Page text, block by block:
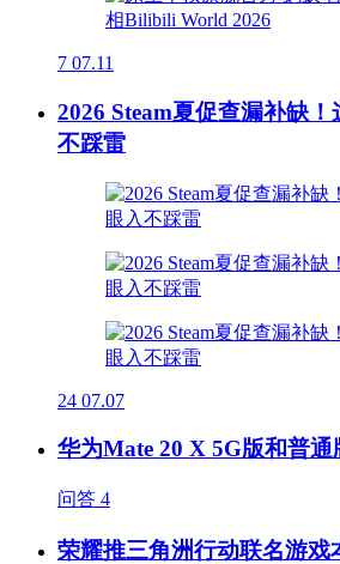
7 07.11
2026 Steam夏促查漏补缺
不踩雷
24 07.07
华为Mate 20 X 5G版和普通
问答 4
荣耀推三角洲行动联名游戏